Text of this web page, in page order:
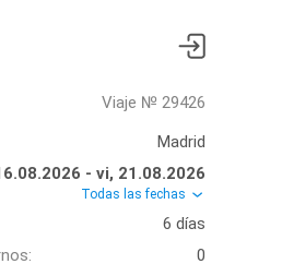
Viaje № 29426
Madrid
- vi, 21.08.2026
Todas las fechas
6 días
0